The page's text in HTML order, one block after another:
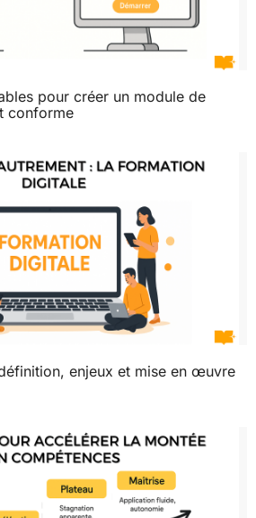
pour créer un module de
conforme
enjeux et mise en œuvre